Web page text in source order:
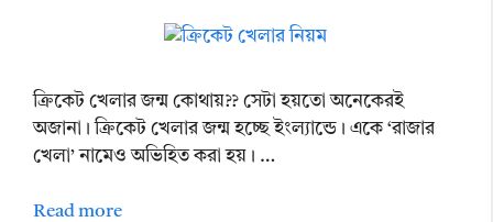
ক্রিকেট খেলার জন্ম কোথায়?? সেটা হয়তো অনেকেরই
অজানা। ক্রিকেট খেলার জন্ম হচ্ছে ইংল্যান্ডে। একে ‘রাজার
খেলা’ নামেও অভিহিত করা হয়। …
Read more